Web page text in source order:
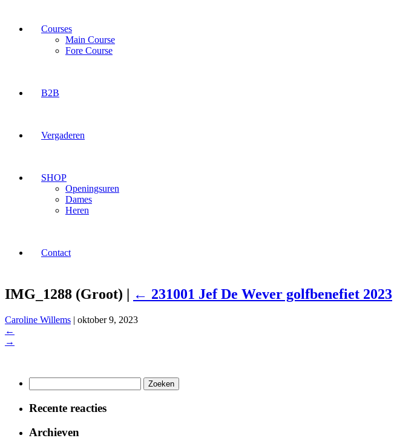
Courses
Main Course
Fore Course
B2B
Vergaderen
SHOP
Openingsuren
Dames
Heren
Contact
IMG_1288 (Groot) | ← 231001 Jef De Wever golfbenefiet 2023
Caroline Willems | oktober 9, 2023
←
→
naar:
Recente reacties
Archieven